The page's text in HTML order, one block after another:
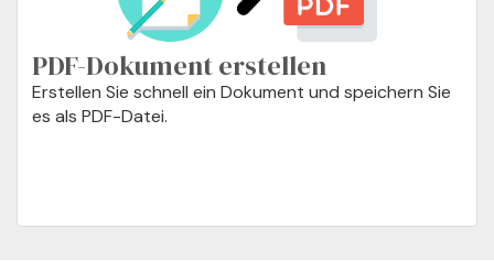
PDF-Dokument erstellen
Erstellen Sie schnell ein Dokument und speichern Sie
es als PDF-Datei.